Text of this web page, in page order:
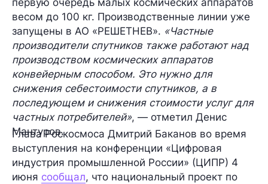
весом до 100 кг. Производственные линии уже
запущены в АО «РЕШЕТНЕВ». «Частные
производители спутников также работают над
производством космических аппаратов
конвейерным способом. Это нужно для
снижения себестоимости спутников, а в
последующем и снижения стоимости услуг для
частных потребителей», — отметил Денис
Мантуров.
Глава Роскосмоса Дмитрий Баканов во время
выступления на конференции «Цифровая
индустрия промышленной России» (ЦИПР) 4
июня сообщал, что национальный проект по